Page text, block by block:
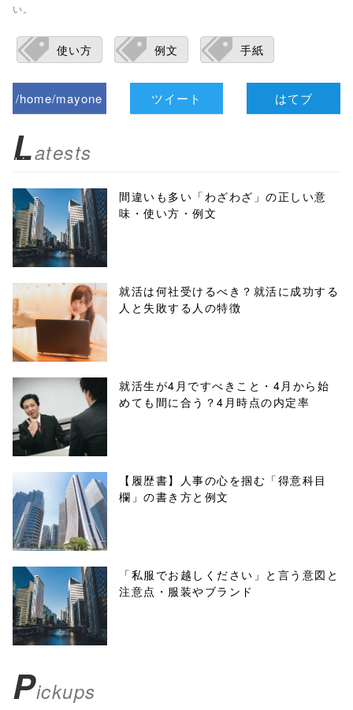
い。
使い方 例文 手紙
/home/mayone
biz.jp/public_ht
ml/wp-
content/themes
/tapbiz_theme/
parts/sns-
buttons.php on
line10
/1019345"
onclick="windo
w.open(this.hre
f, 'Gwindow',
'width=550,
height=450,
menubar=no,
toolbar=no,
scrollbars=yes'
false;"> シェア
ツイート はてブ
Latests
間違いも多い「わざわざ」の正しい意
味・使い方・例文
就活は何社受けるべき？就活に成功する
人と失敗する人の特徴
就活生が4月ですべきこと・4月から始
めても間に合う？4月時点の内定率
【履歴書】人事の心を掴む「得意科目
欄」の書き方と例文
「私服でお越しください」と言う意図と
注意点・服装やブランド
Pickups